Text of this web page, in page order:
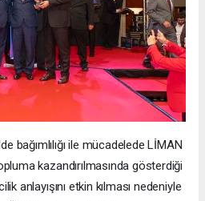
bağımlılığı ile mücadelede LİMAN
kazandırılmasında gösterdiği
anlayışını etkin kılması nedeniyle